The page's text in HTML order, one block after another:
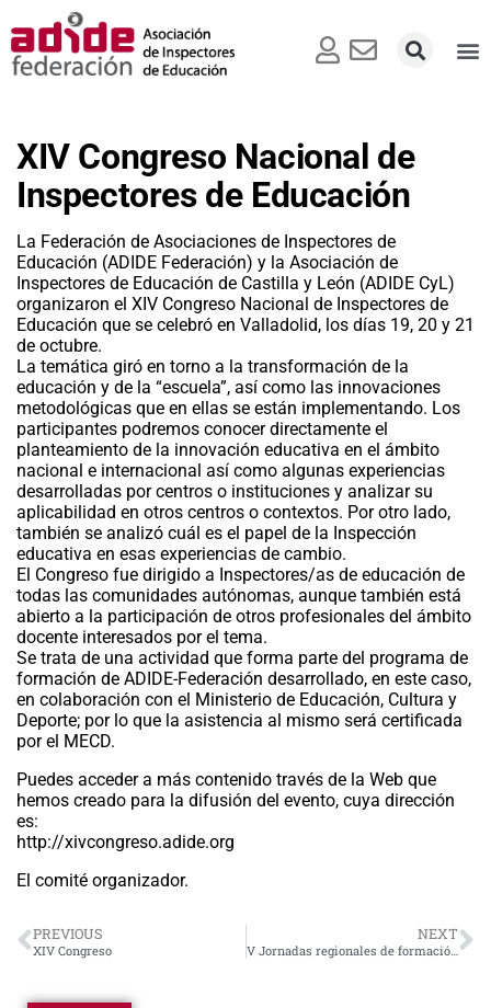
XIV Congreso Nacional de
Inspectores de Educación
La Federación de Asociaciones de Inspectores de
Educación (ADIDE Federación) y la Asociación de
Inspectores de Educación de Castilla y León (ADIDE CyL)
organizaron el XIV Congreso Nacional de Inspectores de
Educación que se celebró en Valladolid, los días 19, 20 y 21
de octubre.
La temática giró en torno a la transformación de la
educación y de la “escuela”, así como las innovaciones
metodológicas que en ellas se están implementando. Los
participantes podremos conocer directamente el
planteamiento de la innovación educativa en el ámbito
nacional e internacional así como algunas experiencias
desarrolladas por centros o instituciones y analizar su
aplicabilidad en otros centros o contextos. Por otro lado,
también se analizó cuál es el papel de la Inspección
educativa en esas experiencias de cambio.
El Congreso fue dirigido a Inspectores/as de educación de
todas las comunidades autónomas, aunque también está
abierto a la participación de otros profesionales del ámbito
docente interesados por el tema.
Se trata de una actividad que forma parte del programa de
formación de ADIDE-Federación desarrollado, en este caso,
en colaboración con el Ministerio de Educación, Cultura y
Deporte; por lo que la asistencia al mismo será certificada
por el MECD.
Puedes acceder a más contenido través de la Web que
hemos creado para la difusión del evento, cuya dirección
es:
http://xivcongreso.adide.org
El comité organizador.
PREVIOUS
XIV Congreso
NEXT
V Jornadas regionales de formación: «Tiempos para educar»